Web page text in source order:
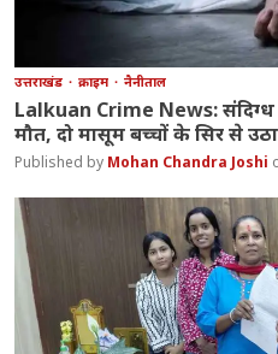
उत्तराखंड क्राइम नैनीताल
Lalkuan Crime News: संदिग्ध
मौत, दो मासूम बच्चों के सिर से
Mohan Chandra Joshi